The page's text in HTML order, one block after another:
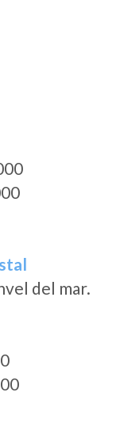
del mar.